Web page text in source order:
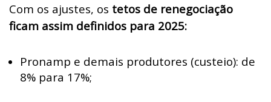
Com os ajustes, os tetos de renegociação
ficam assim definidos para 2025:
Pronamp e demais produtores (custeio): de
8% para 17%;